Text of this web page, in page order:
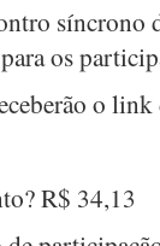
síncrono
os
o
R$ 34,13